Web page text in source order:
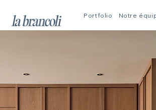
Portfolio Notre